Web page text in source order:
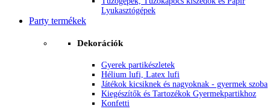
Lyukasztógépek
Party termékek
Dekorációk
Gyerek partikészletek
Hélium lufi, Latex lufi
Játékok kicsiknek és nagyoknak - gyermek szoba
Kiegészítők és Tartozékok Gyermekpartikhoz
Konfetti